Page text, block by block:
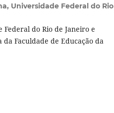
Universidade Federal do Rio
do Rio de Janeiro e
Faculdade de Educação da